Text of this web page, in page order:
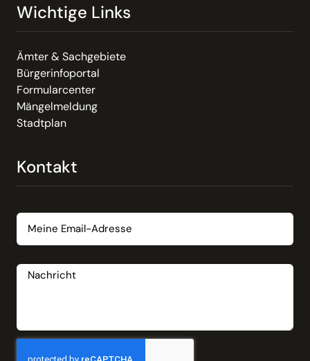
Wichtige Links
Ämter & Sachgebiete
Bürgerinfoportal
Formularcenter
Mängelmeldung
Stadtplan
Kontakt